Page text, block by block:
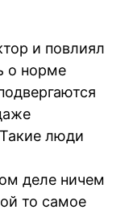
и повлиял
о норме
люди
деле ничем
то самое